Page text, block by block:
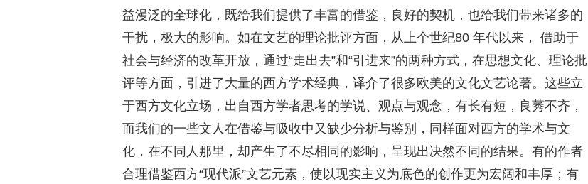
益漫泛的全球化，既给我们提供了丰富的借鉴，良好的契机，也给我们带来诸多的
干扰，极大的影响。如在文艺的理论批评方面，从上个世纪80 年代以来， 借助于
社会与经济的改革开放，通过“走出去”和“引进来”的两种方式，在思想文化、理论批
评等方面，引进了大量的西方学术经典，译介了很多欧美的文化文艺论著。这些立
于西方文化立场，出自西方学者思考的学说、观点与观念，有长有短，良莠不齐，
而我们的一些文人在借鉴与吸收中又缺少分析与鉴别，同样面对西方的学术与文
化，在不同人那里，却产生了不尽相同的影响，呈现出决然不同的结果。有的作者
合理借鉴西方“现代派”文艺元素，使以现实主义为底色的创作更为宏阔和丰厚；有